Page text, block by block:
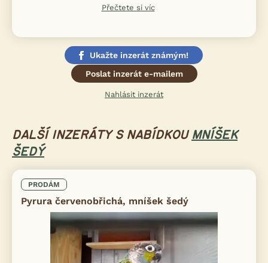
Přečtete si víc
Ukažte inzerát známým!
Poslat inzerát e-mailem
Nahlásit inzerát
DALŠÍ INZERÁTY S NABÍDKOU MNÍŠEK
ŠEDÝ
PRODÁM
Pyrura červenobřichá, mníšek šedý